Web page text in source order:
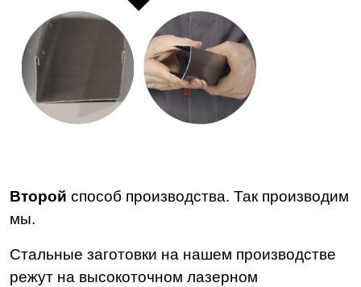
Второй способ производства. Так производим
мы.
Стальные заготовки на нашем производстве
режут на высокоточном лазерном